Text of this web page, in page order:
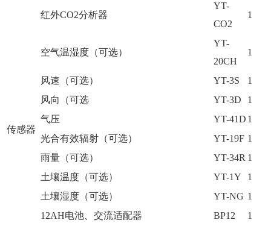
传感器
红外CO2分析器
YT-
CO2
1
空气温湿度（可选）
YT-
20CH
1
风速（可选） YT-3S
1
风向（可选
YT-3D
1
气压
YT-41D 1
光合有效辐射（可选）
YT-19F 1
雨量（可选）
YT-34R 1
土壤温度（可选）
YT-1Y
1
土壤湿度（可选）
YT-NG 1
12AH电池、交流适配器
BP12
1